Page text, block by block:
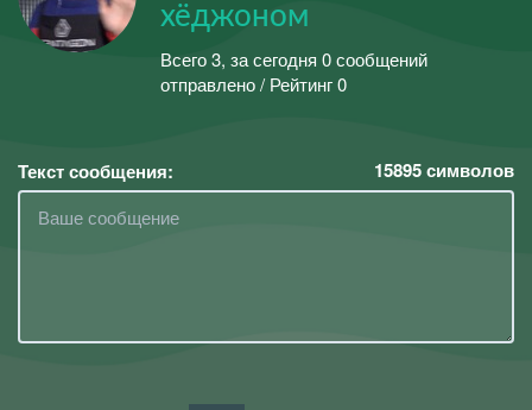
хёджоном
Всего 3, за сегодня 0 сообщений
отправлено / Рейтинг 0
Текст сообщения: 15895символов